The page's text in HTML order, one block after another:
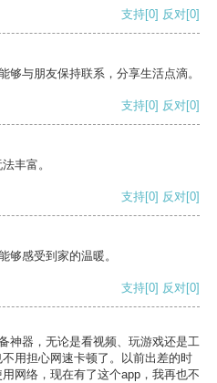
支持[0] 反对[0]
够与朋友保持联系，分享生活点滴。
支持[0] 反对[0]
丰富。
支持[0] 反对[0]
够感受到家的温暖。
支持[0] 反对[0]
神器，无论是看视频、玩游戏还是工
用担心网速卡顿了。以前出差的时
网络，现在有了这个app，我再也不